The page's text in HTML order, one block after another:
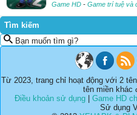
Game HD - Game trí tuệ và
Tìm kiếm
Bạn muốn tìm gì?
Từ 2023, trang chỉ hoạt động với 2
tên miền khác
Điều khoản sử dụng
Game HD
Sử dụng